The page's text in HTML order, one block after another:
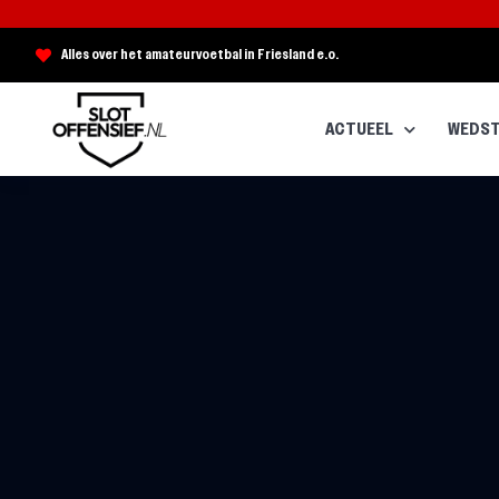
Alles over het amateurvoetbal in Friesland e.o.
ACTUEEL